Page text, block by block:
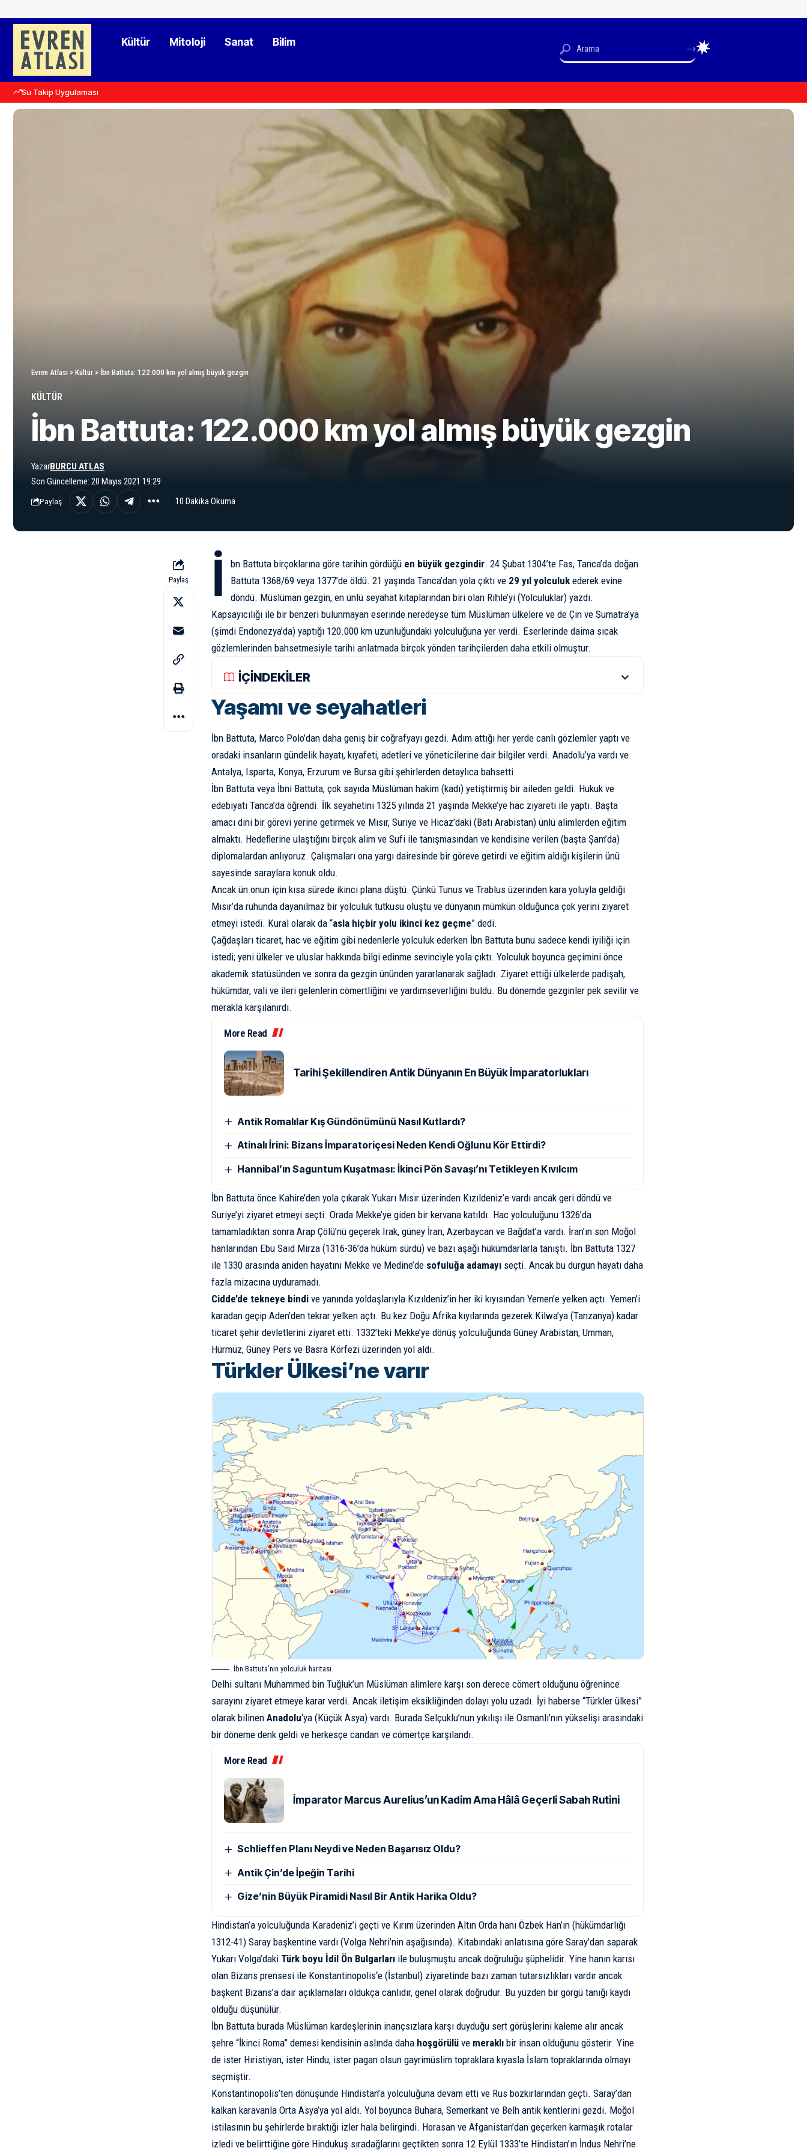
Kültür Mitoloji Sanat Bilim
Su Takip Uygulaması
Evren Atlası > Kültür > İbn Battuta: 122.000 km yol almış büyük gezgin
KÜLTÜR
İbn Battuta: 122.000 km yol almış büyük gezgin
Son Güncelleme: 20 Mayıs 2021 19:29
YazarBURCU ATLAS
Paylaş 10 Dakika Okuma
Paylaş İ bn Battuta birçoklarına göre tarihin gördüğü en büyük gezgindir. 24 Şubat 1304’te Fas, Tanca’da doğan
Battuta 1368/69 veya 1377’de öldü. 21 yaşında Tanca’dan yola çıktı ve29 yıl yolculuk ederek evine
döndü. Müslüman gezgin, en ünlü seyahat kitaplarından biri olan Riḥle’yi (Yolculuklar) yazdı.
Kapsayıcılığı ile bir benzeri bulunmayan eserinde neredeyse tüm Müslüman ülkelere ve de Çin ve Sumatra’ya
(şimdi Endonezya’da) yaptığı 120.000 km uzunluğundaki yolculuğuna yer verdi. Eserlerinde daima sıcak
gözlemlerinden bahsetmesiyle tarihi anlatmada birçok yönden tarihçilerden daha etkili olmuştur.
İÇİNDEKİLER
Yaşamı ve seyahatleri
İbn Battuta, Marco Polo’dan daha geniş bir coğrafyayı gezdi. Adım attığı her yerde canlı gözlemler yaptı ve
oradaki insanların gündelik hayatı, kıyafeti, adetleri ve yöneticilerine dair bilgiler verdi. Anadolu’ya vardı ve
Antalya, Isparta, Konya, Erzurum ve Bursa gibi şehirlerden detaylıca bahsetti.
İbn Battuta veya İbni Battuta, çok sayıda Müslüman hakim (kadı) yetiştirmiş bir aileden geldi. Hukuk ve
edebiyatı Tanca’da öğrendi. İlk seyahetini 1325 yılında 21 yaşında Mekke’ye hac ziyareti ile yaptı. Başta
amacı dini bir görevi yerine getirmek ve Mısır, Suriye ve Hicaz’daki (Batı Arabistan) ünlü alimlerden eğitim
almaktı. Hedeflerine ulaştığını birçok alim ve Sufi ile tanışmasından ve kendisine verilen (başta Şam’da)
diplomalardan anlıyoruz. Çalışmaları ona yargı dairesinde bir göreve getirdi ve eğitim aldığı kişilerin ünü
sayesinde saraylara konuk oldu.
Ancak ün onun için kısa sürede ikinci plana düştü. Çünkü Tunus ve Trablus üzerinden kara yoluyla geldiği
Mısır’da ruhunda dayanılmaz bir yolculuk tutkusu oluştu ve dünyanın mümkün olduğunca çok yerini ziyaret
etmeyi istedi. Kural olarak da “asla hiçbir yolu ikinci kez geçme” dedi.
Çağdaşları ticaret, hac ve eğitim gibi nedenlerle yolculuk ederken İbn Battuta bunu sadece kendi iyiliği için
istedi; yeni ülkeler ve uluslar hakkında bilgi edinme sevinciyle yola çıktı. Yolculuk boyunca geçimini önce
akademik statüsünden ve sonra da gezgin ününden yararlanarak sağladı. Ziyaret ettiği ülkelerde padişah,
hükümdar, vali ve ileri gelenlerin cömertliğini ve yardımseverliğini buldu. Bu dönemde gezginler pek sevilir ve
merakla karşılanırdı.
More Read
Tarihi Şekillendiren Antik Dünyanın En Büyük İmparatorlukları
Antik Romalılar Kış Gündönümünü Nasıl Kutlardı?
Atinalı İrini: Bizans İmparatoriçesi Neden Kendi Oğlunu Kör Ettirdi?
Hannibal’ın Saguntum Kuşatması: İkinci Pön Savaşı’nı Tetikleyen Kıvılcım
İbn Battuta önce Kahire’den yola çıkarak Yukarı Mısır üzerinden Kızıldeniz’e vardı ancak geri döndü ve
Suriye’yi ziyaret etmeyi seçti. Orada Mekke’ye giden bir kervana katıldı. Hac yolculuğunu 1326’da
tamamladıktan sonra Arap Çölü’nü geçerek Irak, güney İran, Azerbaycan ve Bağdat’a vardı. İran’ın son Moğol
hanlarından Ebu Said Mirza (1316-36’da hüküm sürdü) ve bazı aşağı hükümdarlarla tanıştı. İbn Battuta 1327
ile 1330 arasında aniden hayatını Mekke ve Medine’de sofuluğa adamayı seçti. Ancak bu durgun hayatı daha
fazla mizacına uyduramadı.
Cidde’de tekneye bindi ve yanında yoldaşlarıyla Kızıldeniz’in her iki kıyısından Yemen’e yelken açtı. Yemen’i
karadan geçip Aden’den tekrar yelken açtı. Bu kez Doğu Afrika kıyılarında gezerek Kilwa’ya (Tanzanya) kadar
ticaret şehir devletlerini ziyaret etti. 1332’teki Mekke’ye dönüş yolculuğunda Güney Arabistan, Umman,
Hürmüz, Güney Pers ve Basra Körfezi üzerinden yol aldı.
Türkler Ülkesi’ne varır
İbn Battuta’nın yolculuk haritası.
Delhi sultanı Muhammed bin Tuğluk’un Müslüman alimlere karşı son derece cömert olduğunu öğrenince
sarayını ziyaret etmeye karar verdi. Ancak iletişim eksikliğinden dolayı yolu uzadı. İyi haberse “Türkler ülkesi”
olarak bilinen Anadolu‘ya (Küçük Asya) vardı. Burada Selçuklu’nun yıkılışı ile Osmanlı’nın yükselişi arasındaki
bir döneme denk geldi ve herkesçe candan ve cömertçe karşılandı.
More Read
İmparator Marcus Aurelius’un Kadim Ama Hâlâ Geçerli Sabah Rutini
Schlieffen Planı Neydi ve Neden Başarısız Oldu?
Antik Çin’de İpeğin Tarihi
Gize’nin Büyük Piramidi Nasıl Bir Antik Harika Oldu?
Hindistan’a yolculuğunda Karadeniz’i geçti ve Kırım üzerinden Altın Orda hanı Özbek Han’ın (hükümdarlığı
1312-41) Saray başkentine vardı (Volga Nehri’nin aşağısında). Kitabındaki anlatısına göre Saray’dan saparak
Yukarı Volga’daki Türk boyu İdil Ön Bulgarları ile buluşmuştu ancak doğruluğu şüphelidir. Yine hanın karısı
olan Bizans prensesi ile Konstantinopolis‘e (İstanbul) ziyaretinde bazı zaman tutarsızlıkları vardır ancak
başkent Bizans’a dair açıklamaları oldukça canlıdır, genel olarak doğrudur. Bu yüzden bir görgü tanığı kaydı
olduğu düşünülür.
İbn Battuta burada Müslüman kardeşlerinin inançsızlara karşı duyduğu sert görüşlerini kaleme alır ancak
şehre “İkinci Roma” demesi kendisinin aslında daha hoşgörülü ve meraklı bir insan olduğunu gösterir. Yine
de ister Hıristiyan, ister Hindu, ister pagan olsun gayrimüslim topraklara kıyasla İslam topraklarında olmayı
seçmiştir.
Konstantinopolis’ten dönüşünde Hindistan’a yolculuğuna devam etti ve Rus bozkırlarından geçti. Saray’dan
kalkan karavanla Orta Asya’ya yol aldı. Yol boyunca Buhara, Semerkant ve Belh antik kentlerini gezdi. Moğol
istilasının bu şehirlerde bıraktığı izler hala belirgindi. Horasan ve Afganistan’dan geçerken karmaşık rotalar
izledi ve belirttiğine göre Hindukuş sıradağlarını geçtikten sonra 12 Eylül 1333’te Hindistan’ın İndus Nehri’ne